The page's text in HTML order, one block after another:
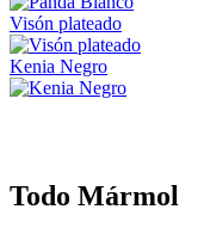
Visón plateado
Kenia Negro
Todo Mármol